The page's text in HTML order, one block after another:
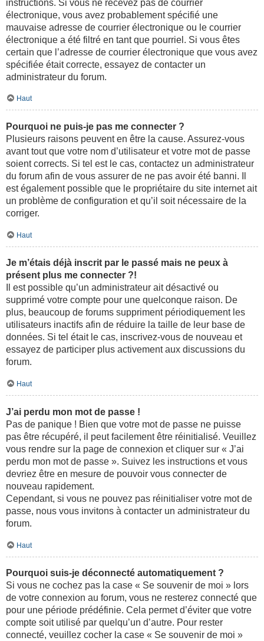
instructions. Si vous ne recevez pas de courrier
électronique, vous avez probablement spécifié une
mauvaise adresse de courrier électronique ou le courrier
électronique a été filtré en tant que pourriel. Si vous êtes
certain que l’adresse de courrier électronique que vous avez
spécifiée était correcte, essayez de contacter un
administrateur du forum.
Haut
Pourquoi ne puis-je pas me connecter ?
Plusieurs raisons peuvent en être la cause. Assurez-vous
avant tout que votre nom d’utilisateur et votre mot de passe
soient corrects. Si tel est le cas, contactez un administrateur
du forum afin de vous assurer de ne pas avoir été banni. Il
est également possible que le propriétaire du site internet ait
un problème de configuration et qu’il soit nécessaire de la
corriger.
Haut
Je m’étais déjà inscrit par le passé mais ne peux à
présent plus me connecter ?!
Il est possible qu’un administrateur ait désactivé ou
supprimé votre compte pour une quelconque raison. De
plus, beaucoup de forums suppriment périodiquement les
utilisateurs inactifs afin de réduire la taille de leur base de
données. Si tel était le cas, inscrivez-vous de nouveau et
essayez de participer plus activement aux discussions du
forum.
Haut
J’ai perdu mon mot de passe !
Pas de panique ! Bien que votre mot de passe ne puisse
pas être récupéré, il peut facilement être réinitialisé. Veuillez
vous rendre sur la page de connexion et cliquer sur « J’ai
perdu mon mot de passe ». Suivez les instructions et vous
devriez être en mesure de pouvoir vous connecter de
nouveau rapidement.
Cependant, si vous ne pouvez pas réinitialiser votre mot de
passe, nous vous invitons à contacter un administrateur du
forum.
Haut
Pourquoi suis-je déconnecté automatiquement ?
Si vous ne cochez pas la case « Se souvenir de moi » lors
de votre connexion au forum, vous ne resterez connecté que
pour une période prédéfinie. Cela permet d’éviter que votre
compte soit utilisé par quelqu’un d’autre. Pour rester
connecté, veuillez cocher la case « Se souvenir de moi »